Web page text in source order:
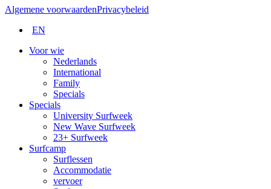
Algemene voorwaardenPrivacybeleid
EN
Voor wie
Nederlands
International
Family
Specials
Specials
University Surfweek
New Wave Surfweek
23+ Surfweek
Surfcamp
Surflessen
Accommodatie
vervoer